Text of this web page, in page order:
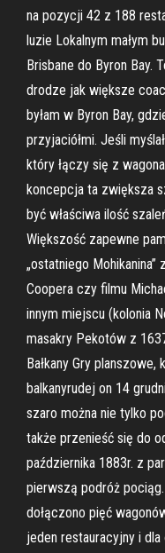
na pozycji 42 z 188
luzie Lokalnym małym
Brisbane do Byron Bay.
drodze jak większe
byłam w Byron Bay,
przyjaciółmi. Jeśli
który łączy się z
koncepcja ta zwiększa
być właściwa ilość
Większość zapewne
„ostatniego
Coopera czy filmu
innym miejscu (kolonia
masakry Pekotów z
Bałkany Gry
balkanyrudej on 14
szaro można nie tylko
także przenieść się do
października 1883r. z
pierwszą podróż
dołączono pięć
jeden restauracyjny i dla